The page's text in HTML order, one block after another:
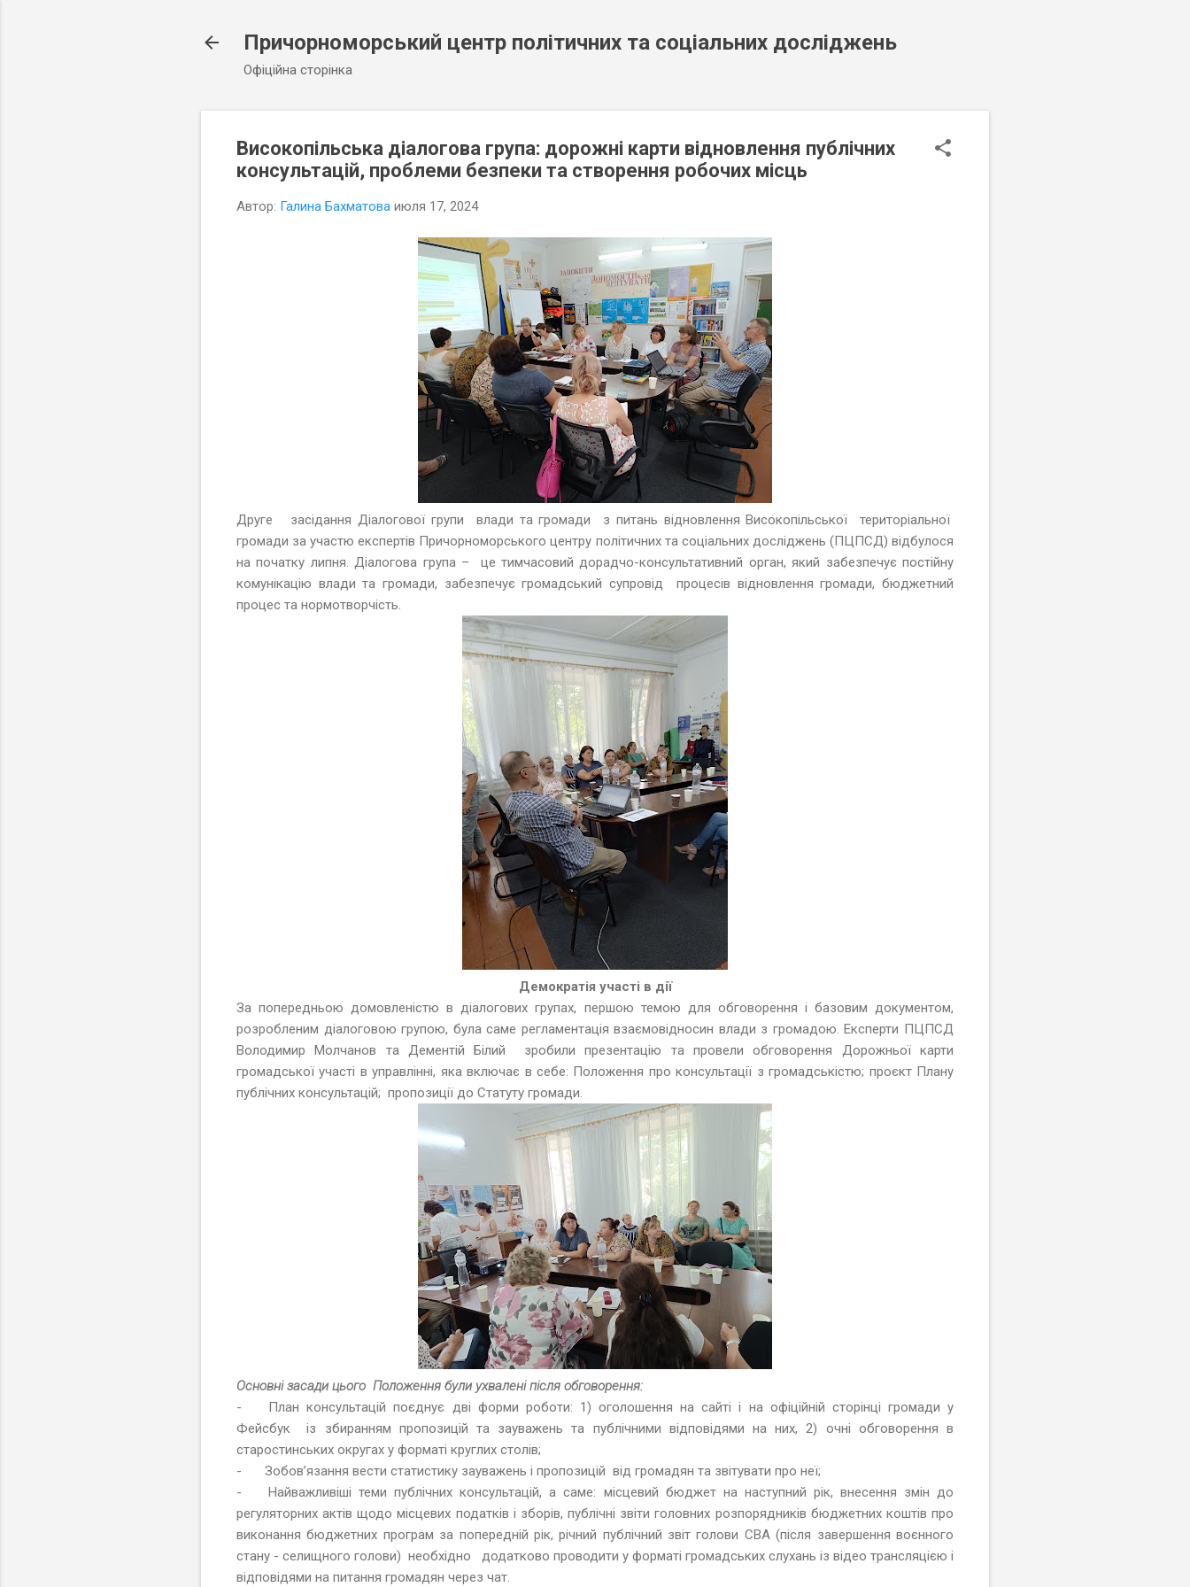
Причорноморський центр політичних та соціальних досліджень
Офіційна сторінка
Високопільська діалогова група: дорожні карти відновлення публічних
консультацій, проблеми безпеки та створення робочих місць
Автор: Галина Бахматова июля 17, 2024
Друге засідання Діалогової групи влади та громади з питань відновлення Високопільської територіальної
громади за участю експертів Причорноморського центру політичних та соціальних досліджень (ПЦПСД) відбулося
на початку липня. Діалогова група – це тимчасовий дорадчо-консультативний орган, який забезпечує постійну
комунікацію влади та громади, забезпечує громадський супровід процесів відновлення громади, бюджетний
процес та нормотворчість.
Демократія участі в дії
За попередньою домовленістю в діалогових групах, першою темою для обговорення і базовим документом,
розробленим діалоговою групою, була саме регламентація взаємовідносин влади з громадою. Експерти ПЦПСД
Володимир Молчанов та Дементій Білий зробили презентацію та провели обговорення Дорожньої карти
громадської участі в управлінні, яка включає в себе: Положення про консультації з громадськістю; проєкт Плану
публічних консультацій; пропозиції до Статуту громади.
Основні засади цього Положення були ухвалені після обговорення:
-
План консультацій поєднує дві форми роботи: 1) оголошення на сайті і на офіційній сторінці громади у
Фейсбук із збиранням пропозицій та зауважень та публічними відповідями на них, 2) очні обговорення в
старостинських округах у форматі круглих столів;
-
Зобов’язання вести статистику зауважень і пропозицій від громадян та звітувати про неї;
-
Найважливіші теми публічних консультацій, а саме: місцевий бюджет на наступний рік, внесення змін до
регуляторних актів щодо місцевих податків і зборів, публічні звіти головних розпорядників бюджетних коштів про
виконання бюджетних програм за попередній рік, річний публічний звіт голови СВА (після завершення воєнного
стану - селищного голови) необхідно додатково проводити у форматі громадських слухань із відео трансляцією і
відповідями на питання громадян через чат.